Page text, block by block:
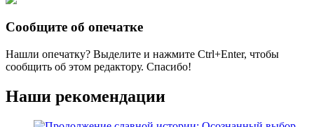
Сообщите об опечатке
Нашли опечатку? Выделите и нажмите Ctrl+Enter, чтобы
сообщить об этом редактору. Спасибо!
Наши рекомендации